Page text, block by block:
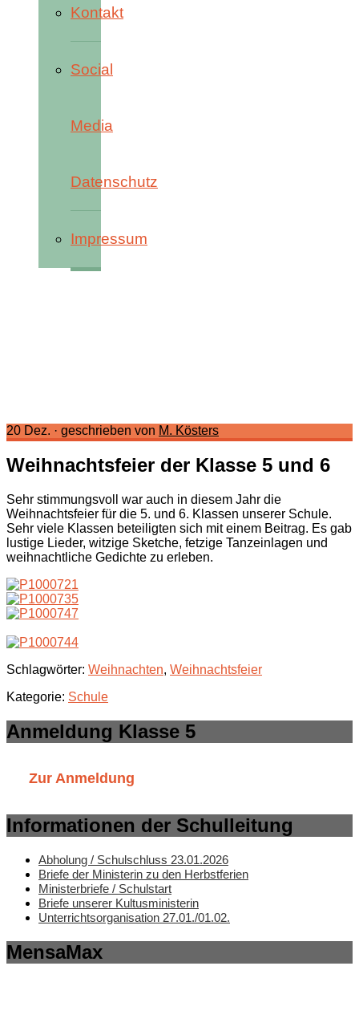
Kontakt
Social
Media
Datenschutz
Impressum
20 Dez. · geschrieben von M. Kösters
Weihnachtsfeier der Klasse 5 und 6
Sehr stimmungsvoll war auch in diesem Jahr die
Weihnachtsfeier für die 5. und 6. Klassen unserer Schule.
Sehr viele Klassen beteiligten sich mit einem Beitrag. Es gab
lustige Lieder, witzige Sketche, fetzige Tanzeinlagen und
weihnachtliche Gedichte zu erleben.
Schlagwörter: Weihnachten, Weihnachtsfeier
Kategorie: Schule
Anmeldung Klasse 5
Zur Anmeldung
Informationen der Schulleitung
Abholung / Schulschluss 23.01.2026
Briefe der Ministerin zu den Herbstferien
Ministerbriefe / Schulstart
Briefe unserer Kultusministerin
Unterrichtsorganisation 27.01./01.02.
MensaMax